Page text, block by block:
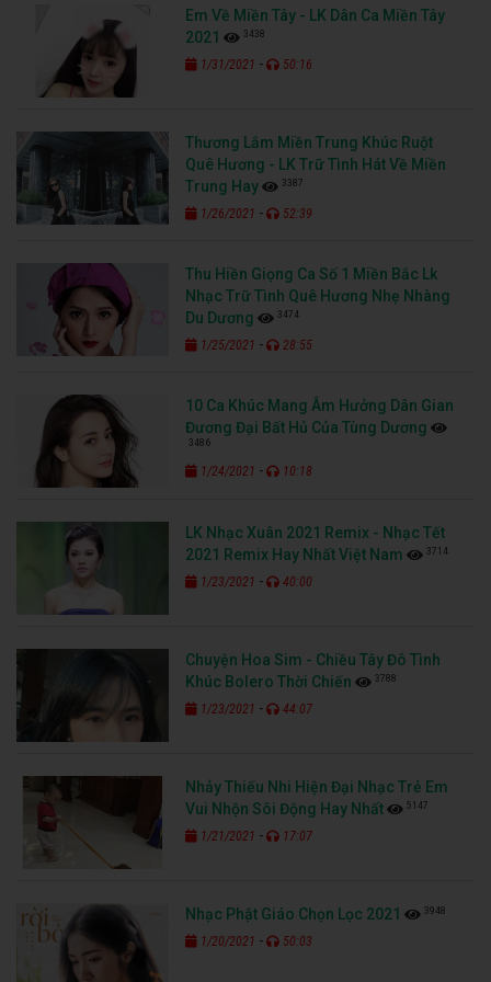
Em Về Miền Tây - LK Dân Ca Miền Tây
2021
3438
1/31/2021 - 50:16
Thương Lắm Miền Trung Khúc Ruột
Quê Hương - LK Trữ Tình Hát Về Miền
Trung Hay
3387
1/26/2021 - 52:39
Thu Hiền Giọng Ca Số 1 Miền Bắc Lk
Nhạc Trữ Tình Quê Hương Nhẹ Nhàng
Du Dương
3474
1/25/2021 - 28:55
10 Ca Khúc Mang Âm Hưởng Dân Gian
Đương Đại Bất Hủ Của Tùng Dương
3486
1/24/2021 - 10:18
LK Nhạc Xuân 2021 Remix - Nhạc Tết
2021 Remix Hay Nhất Việt Nam
3714
1/23/2021 - 40:00
Chuyện Hoa Sim - Chiều Tây Đô Tình
Khúc Bolero Thời Chiến
3788
1/23/2021 - 44:07
Nhảy Thiếu Nhi Hiện Đại Nhạc Trẻ Em
Vui Nhộn Sôi Động Hay Nhất
5147
1/21/2021 - 17:07
Nhạc Phật Giáo Chọn Lọc 2021 3948
1/20/2021 - 50:03